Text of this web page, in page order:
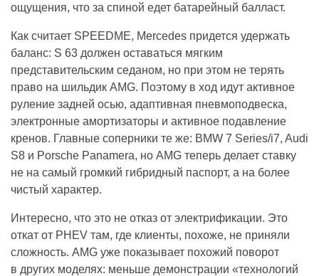
ощущения, что за спиной едет батарейный балласт.
Как считает SPEEDME, Mercedes придется удержать
баланс: S 63 должен оставаться мягким
представительским седаном, но при этом не терять
право на шильдик AMG. Поэтому в ход идут активное
руление задней осью, адаптивная пневмоподвеска,
электронные амортизаторы и активное подавление
кренов. Главные соперники те же: BMW 7 Series/i7, Audi
S8 и Porsche Panamera, но AMG теперь делает ставку
не на самый громкий гибридный паспорт, а на более
чистый характер.
Интересно, что это не отказ от электрификации. Это
откат от PHEV там, где клиенты, похоже, не приняли
сложность. AMG уже показывает похожий поворот
в других моделях: меньше демонстрации «технологий